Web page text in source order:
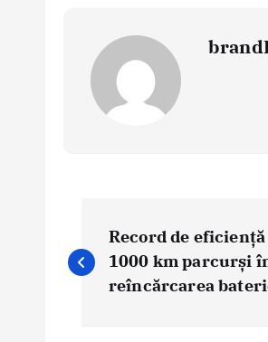
v
Record de
1000 km parcurși
reîncărcarea